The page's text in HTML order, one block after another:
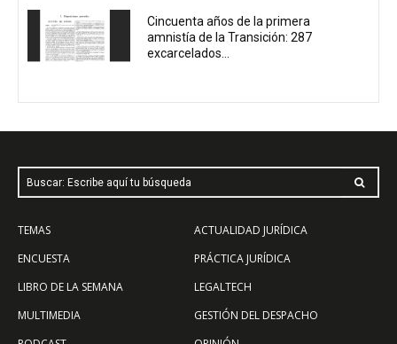
Cincuenta años de la primera
amnistía de la Transición: 287
excarcelados...
Buscar: Escribe aquí tu búsqueda
TEMAS
ENCUESTA
LIBRO DE LA SEMANA
MULTIMEDIA
ACTUALIDAD JURÍDICA
PRÁCTICA JURÍDICA
LEGALTECH
GESTIÓN DEL DESPACHO